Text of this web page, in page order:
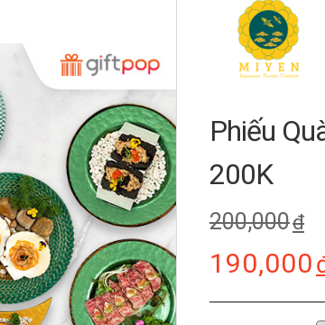
Phiếu
200K
200,000đ
190,000